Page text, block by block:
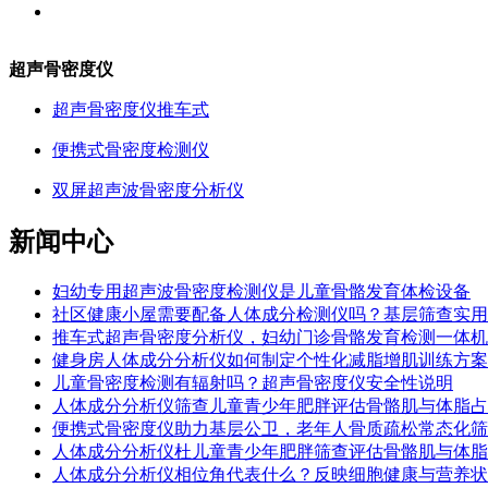
超声骨密度仪
超声骨密度仪推车式
便携式骨密度检测仪
双屏超声波骨密度分析仪
新闻中心
妇幼专用超声波骨密度检测仪是儿童骨骼发育体检设备
社区健康小屋需要配备人体成分检测仪吗？基层筛查实
推车式超声骨密度分析仪，妇幼门诊骨骼发育检测一体机
健身房人体成分分析仪如何制定个性化减脂增肌训练方案
儿童骨密度检测有辐射吗？超声骨密度仪安全性说明
人体成分分析仪筛查儿童青少年肥胖评估骨骼肌与体脂
便携式骨密度仪助力基层公卫，老年人骨质疏松常态化
人体成分分析仪杜儿童青少年肥胖筛查评估骨骼肌与体
人体成分分析仪相位角代表什么？反映细胞健康与营养